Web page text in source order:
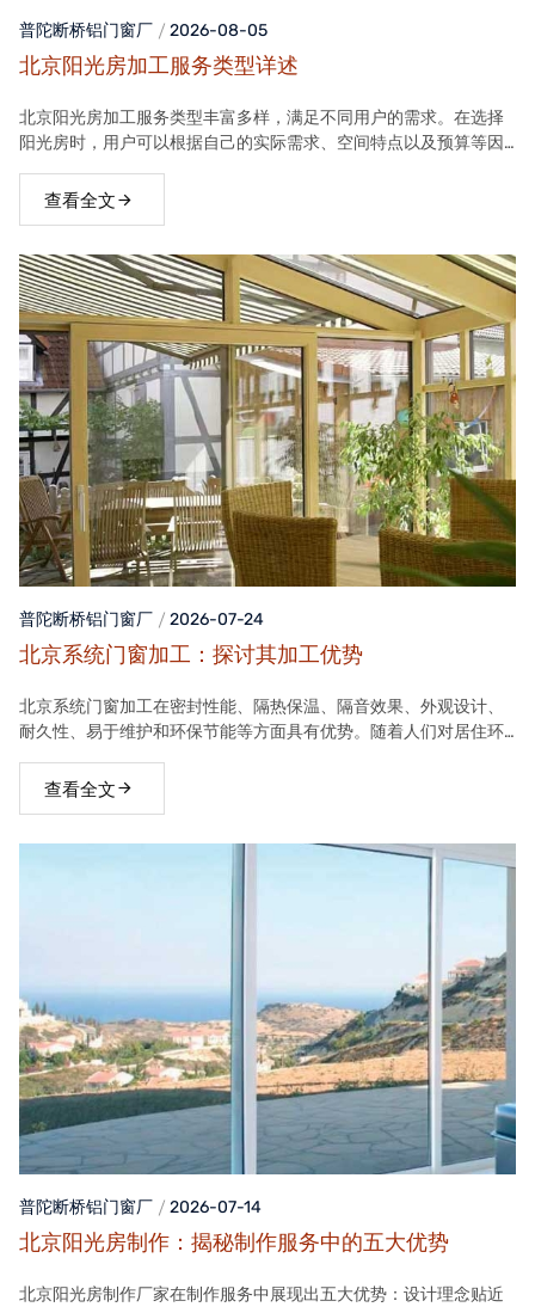
普陀断桥铝门窗厂 2026-08-05
北京阳光房加工服务类型详述
北京阳光房加工服务类型丰富多样，满足不同用户的需求。在选择
阳光房时，用户可以根据自己的实际需求、空间特点以及预算等因
查看全文
普陀断桥铝门窗厂 2026-07-24
北京系统门窗加工：探讨其加工优势
北京系统门窗加工在密封性能、隔热保温、隔音效果、外观设计、
耐久性、易于维护和环保节能等方面具有优势。随着人们对居住环
位。查看全文
普陀断桥铝门窗厂 2026-07-14
北京阳光房制作：揭秘制作服务中的五大优势
北京阳光房制作厂家在制作服务中展现出五大优势：设计理念贴近